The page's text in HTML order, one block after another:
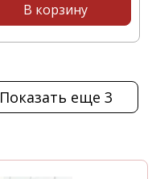
В корзину
Показать еще 3